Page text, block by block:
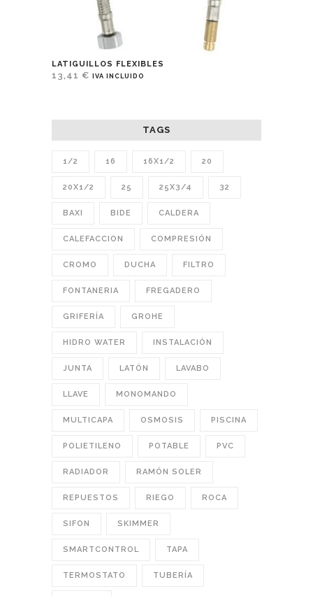
LATIGUILLOS FLEXIBLES
13,41 € IVA INCLUIDO
TAGS
1/2 16 16X1/2 20
20X1/2 25 25X3/4 32
BAXI BIDE CALDERA
CALEFACCION COMPRESIÓN
CROMO DUCHA FILTRO
FONTANERIA FREGADERO
GRIFERÍA GROHE
HIDRO WATER INSTALACIÓN
JUNTA LATÓN LAVABO
LLAVE MONOMANDO
MULTICAPA OSMOSIS PISCINA
POLIETILENO POTABLE PVC
RADIADOR RAMÓN SOLER
REPUESTOS RIEGO ROCA
SIFON SKIMMER
SMARTCONTROL TAPA
TERMOSTATO TUBERÍA